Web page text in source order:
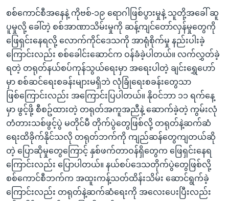
စစ်ကောင်စီအနေနဲ့ ကိုဗစ်-၁၉ ရောဂါဖြစ်ပွားမှုနဲ့ သူတို့အခေါ် ဆူ
ပူမှုလို့ ခေါ်တဲ့ စစ်အာဏာသိမ်းမှုကို ဆန့်ကျင်တော်လှန်မှုတွေကို
ဖြေရှင်းနေရလို့ လောက်ကိုင်ဒေသကို အာရုံစိုက်မှု နည်းပါးခဲ့
ကြောင်းလည်း စစ်ခေါင်းဆောင်က ဝန်ခံခဲ့ပါတယ်။ လက်လွှတ်ခဲ့
ရတဲ့ တရုတ်နယ်စပ်ကုန်သွယ်ရေးမှာ အရေးပါတဲ့ ချင်းရွှေဟော်
မှာ စစ်ဆင်ရေးစခန်းများမရှိဘဲ လုံခြုံရေးစခန်းတွေသာ
ဖြစ်ကြောင်းလည်း အကြောင်းပြပါတယ်။ နိုဝင်ဘာ ၁၁ ရက်နေ့
မှာ ဖွင့်ဖို့ စီစဥ်ထားတဲ့ တရုတ်အကူအညီနဲ့ ဆောက်ခဲ့တဲ့ ကွမ်းလုံ
တံတားသစ်ဖွင့်ပွဲ မတိုင်မီ တိုက်ပွဲတွေဖြစ်လို့ တရုတ်နဲ့ဆက်ဆံ
ရေးထိခိုက်နိုင်သလို တရုတ်ဘက်ကို ကျည်ဆန်တွေကျတယ်ဆို
တဲ့ ပြောဆိုမှုတွေကြောင့် နှစ်ဖက်တာဝန်ရှိတွေက ဖြေရှင်းနေရ
ကြောင်းလည်း ပြောပါတယ်။ နယ်စပ်ဒေသတိုက်ပွဲတွေဖြစ်လို့
စစ်ကောင်စီဘက်က အထူးကန့်သတ်ထိန်းသိမ်း ဆောင်ရွက်ခဲ့
ကြောင်းလည်း တရုတ်နဲ့ဆက်ဆံရေးကို အလေးပေးပြီးလည်း